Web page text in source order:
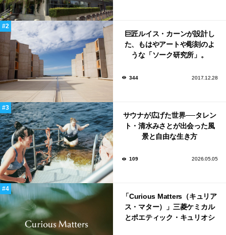
巨匠ルイス・カーンが設計し
た、もはやアートや彫刻のよ
うな「ソーク研究所」。
344 2017.12.28
サウナが広げた世界──タレン
ト・清水みさとが出会った風
景と自由な生き方
109 2026.05.05
「Curious Matters（キュリア
ス・マター）」三菱ケミカル
とポエティック・キュリオシ